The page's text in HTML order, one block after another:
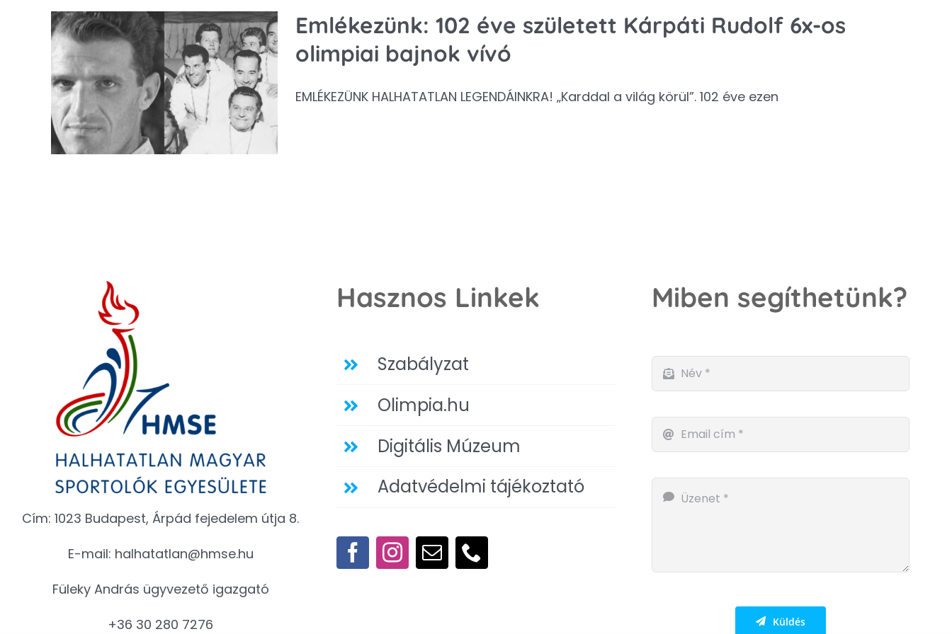
Emlékezünk: 102 éve született Kárpáti Rudolf 6x-os
olimpiai bajnok vívó
EMLÉKEZÜNK HALHATATLAN LEGENDÁINKRA! „Karddal a világ körül”. 102 éve ezen
Cím: 1023 Budapest, Árpád fejedelem útja 8.
E-mail: halhatatlan@hmse.hu
Füleky András ügyvezető igazgató
+36 30 280 7276
Hasznos Linkek
Szabályzat
Olimpia.hu
Digitális Múzeum
Adatvédelmi tájékoztató
Miben segíthetünk?
Küldés